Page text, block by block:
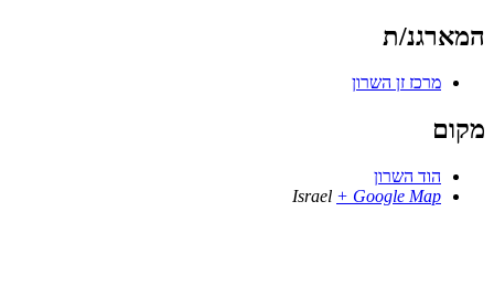
המארגנ/ת
מרכז זן השרון
מקום
הוד השרון
Israel + Google Map